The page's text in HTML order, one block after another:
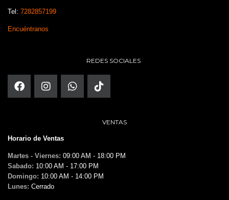
Tel: 7282857199
Encuéntranos
REDES SOCIALES
VENTAS
Horario de Ventas
Martes - Viernes: 09:00 AM - 18:00 PM
Sabado: 10:00 AM - 17:00 PM
Domingo: 10:00 AM - 14:00 PM
Lunes: Cerrado